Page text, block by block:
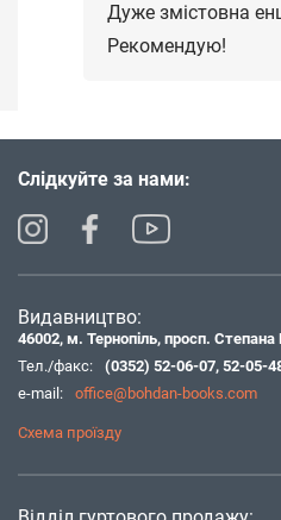
Дуже змістовна
Рекомендую!
Слідкуйте за нами:
Видавництво:
46002, м. Тернопіль, просп. Степана
Тел./факс:
(0352) 52-06-07, 52-05-
e-mail:
office@bohdan-books.com
Схема проїзду